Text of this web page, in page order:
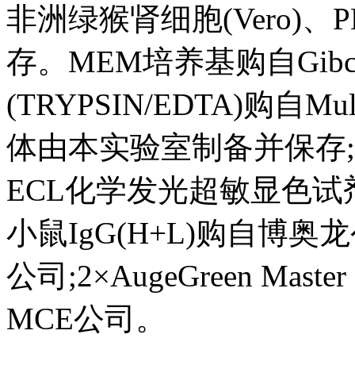
非洲绿猴肾细胞(Vero)、
存。MEM培养基购自
(TRYPSIN/EDTA)购自
体由本实验室制备并保
ECL化学发光超敏显色
小鼠IgG(H+L)购自博奥
公司;2×AugeGreen
MCE公司。